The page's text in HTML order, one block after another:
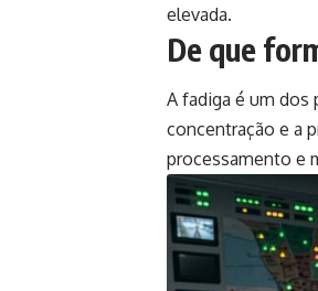
elevada.
De que
A fadiga é um dos
concentração e a
processamento e